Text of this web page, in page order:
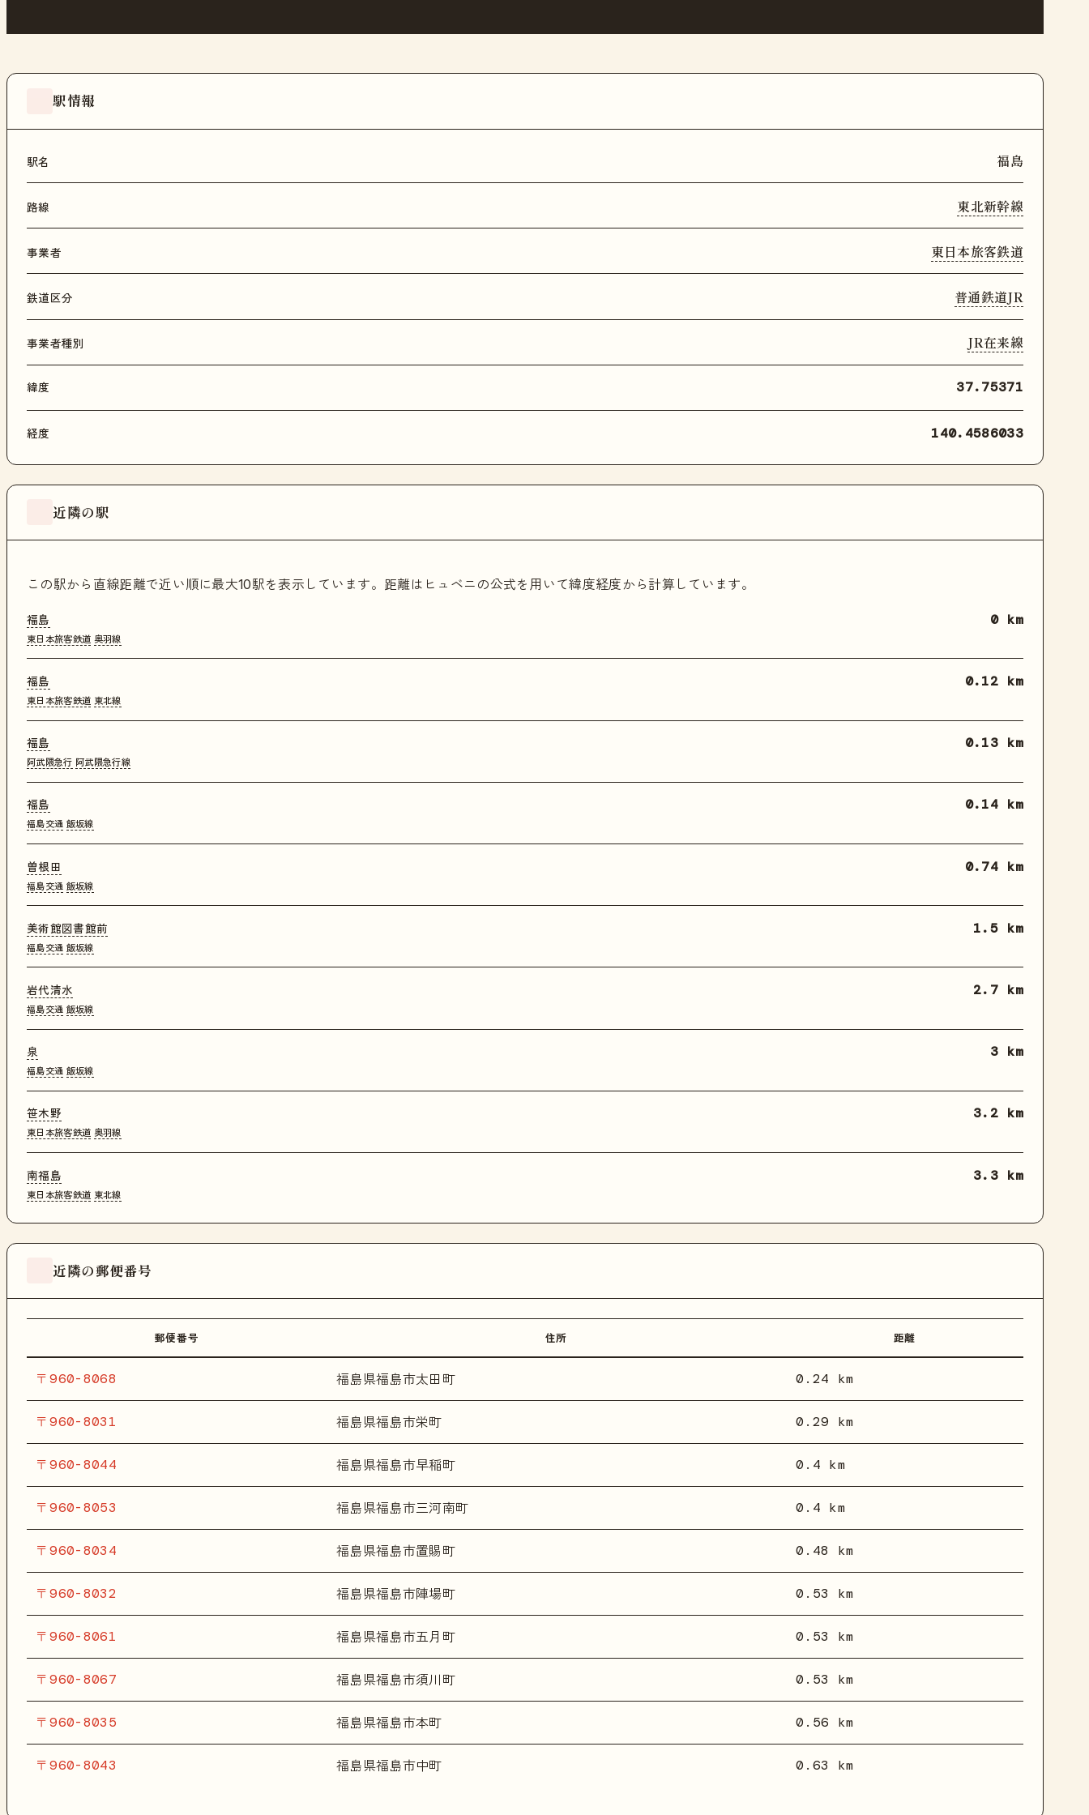
駅情報
駅名 福島
路線 東北新幹線
事業者 東日本旅客鉄道
鉄道区分 普通鉄道JR
事業者種別 JR在来線
緯度 37.75371
経度 140.4586033
近隣の駅
この駅から直線距離で近い順に最大10駅を表示しています。距離はヒュベニの公式を用いて緯度経度から計算しています。
福島
東日本旅客鉄道 奥羽線
0 km
福島
東日本旅客鉄道 東北線
0.12 km
福島
阿武隈急行 阿武隈急行線
0.13 km
福島
福島交通 飯坂線
0.14 km
曽根田
福島交通 飯坂線
0.74 km
美術館図書館前
福島交通 飯坂線
1.5 km
岩代清水
福島交通 飯坂線
2.7 km
泉
福島交通 飯坂線
3 km
笹木野
東日本旅客鉄道 奥羽線
3.2 km
南福島
東日本旅客鉄道 東北線
3.3 km
近隣の郵便番号
郵便番号 住所 距離
〒960-8068 福島県福島市太田町 0.24 km
〒960-8031 福島県福島市栄町 0.29 km
〒960-8044 福島県福島市早稲町 0.4 km
〒960-8053 福島県福島市三河南町 0.4 km
〒960-8034 福島県福島市置賜町 0.48 km
〒960-8032 福島県福島市陣場町 0.53 km
〒960-8061 福島県福島市五月町 0.53 km
〒960-8067 福島県福島市須川町 0.53 km
〒960-8035 福島県福島市本町 0.56 km
〒960-8043 福島県福島市中町 0.63 km